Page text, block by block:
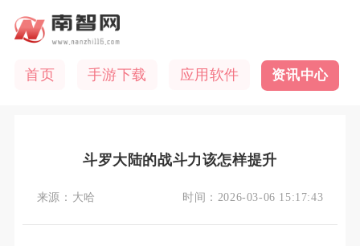
首页 手游下载 应用软件 资讯中心
斗罗大陆的战斗力该怎样提升
来源： 大哈 时间： 2026-03-06 15:17:43